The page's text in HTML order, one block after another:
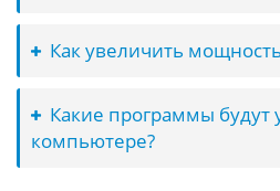
Как увеличить
Какие программы будут
компьютере?